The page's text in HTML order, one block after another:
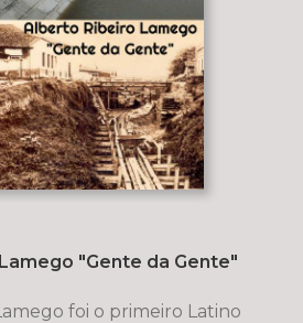
"Gente da Gente"
foi o primeiro Latino